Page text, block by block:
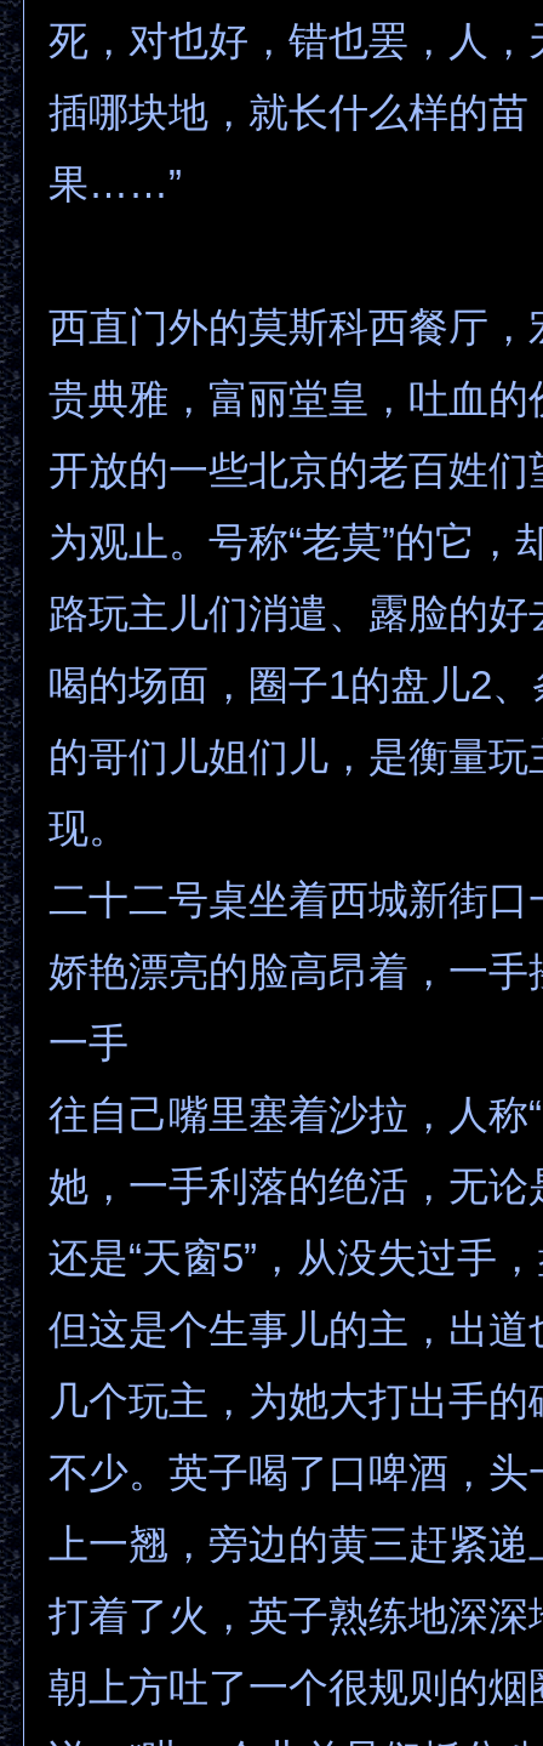
死，对也好，错也罢，人，
插哪块地，就长什么样的苗
果……”
西直门外的莫斯科西餐厅，
贵典雅，富丽堂皇，吐血的
开放的一些北京的老百姓们
为观止。号称“老莫”的它，
路玩主儿们消遣、露脸的好
喝的场面，圈子1的盘儿2
的哥们儿姐们儿，是衡量玩
现。
二十二号桌坐着西城新街口
娇艳漂亮的脸高昂着，一手
一手
往自己嘴里塞着沙拉，人称
她，一手利落的绝活，无论
还是“天窗5”，从没失过手
但这是个生事儿的主，出道
几个玩主，为她大打出手
不少。英子喝了口啤酒，头
上一翘，旁边的黄三赶紧
打着了火，英子熟练地深深
朝上方吐了一个很规则的烟